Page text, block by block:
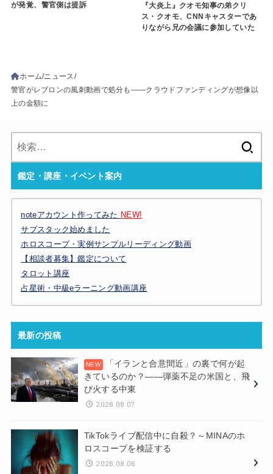
が発覚、警官側は提訴
『大炎上』クオモ知事の弟クリ
ス・クオモ、CNNキャスターであ
りながら兄の会議に参加していた
ホーム ニュース
警官がレブロンの風刺動画で処分も――クラウドファンディングが想像以
上の金額に
鑑定・講座・イベント案内
noteアカウント作ってみた NEW!
サブスタック始めました
ホロスコープ・実例サンプルリーディング動画
【相談者募集】鑑定について
タロット講座
占星術・中級eラーニング動画講座
最新の投稿
「イランと合意間近」の裏で何が起
きているのか？——弾薬不足の米国と、飛
び火する中東
2026.08.07
TikTokライブ配信中に自殺？～MINAのホ
ロスコープを検証する
2026.08.06